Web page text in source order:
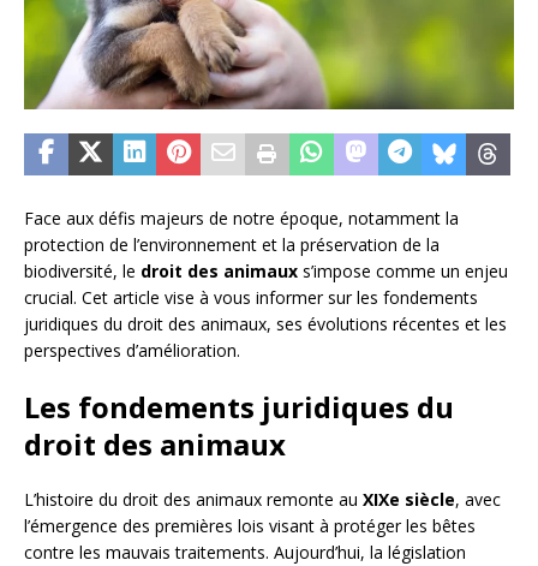
Face aux défis majeurs de notre époque, notamment la
protection de l’environnement et la préservation de la
biodiversité, le droit des animaux s’impose comme un enjeu
crucial. Cet article vise à vous informer sur les fondements
juridiques du droit des animaux, ses évolutions récentes et les
perspectives d’amélioration.
Les fondements juridiques du
droit des animaux
L’histoire du droit des animaux remonte au XIXe siècle, avec
l’émergence des premières lois visant à protéger les bêtes
contre les mauvais traitements. Aujourd’hui, la législation